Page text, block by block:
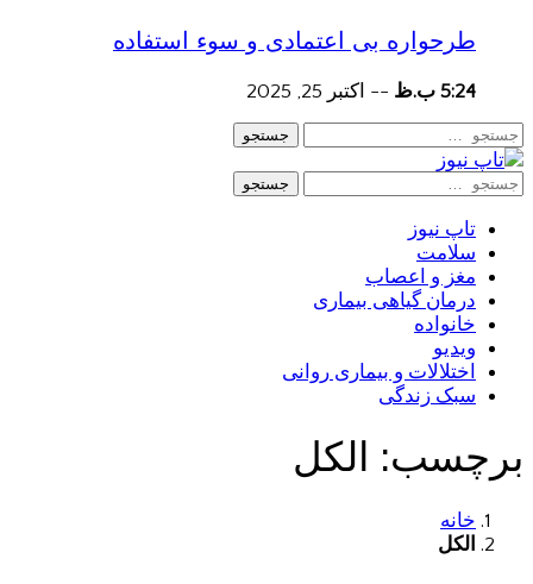
طرحواره بی اعتمادی و سوء استفاده
5:24 ب.ظ -- اکتبر 25, 2025
جستجو
جستجو
تاپ نیوز
سلامت
مغز و اعصاب
درمان گیاهی بیماری
خانواده
ویدیو
اختلالات و بیماری روانی
سبک زندگی
برچسب: الکل
خانه
الکل